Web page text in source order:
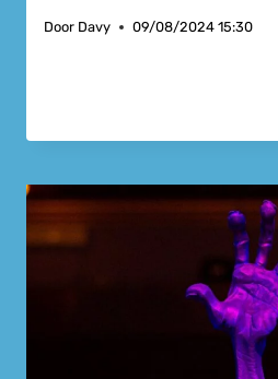
Door Davy 09/08/2024 15:30